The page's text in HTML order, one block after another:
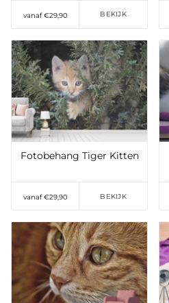
vanaf €29,90 BEKIJK
Toevoegen aan
verlanglijst
Fotobehang Tiger Kitten
vanaf €29,90 BEKIJK
Toevoegen aan
verlanglijst